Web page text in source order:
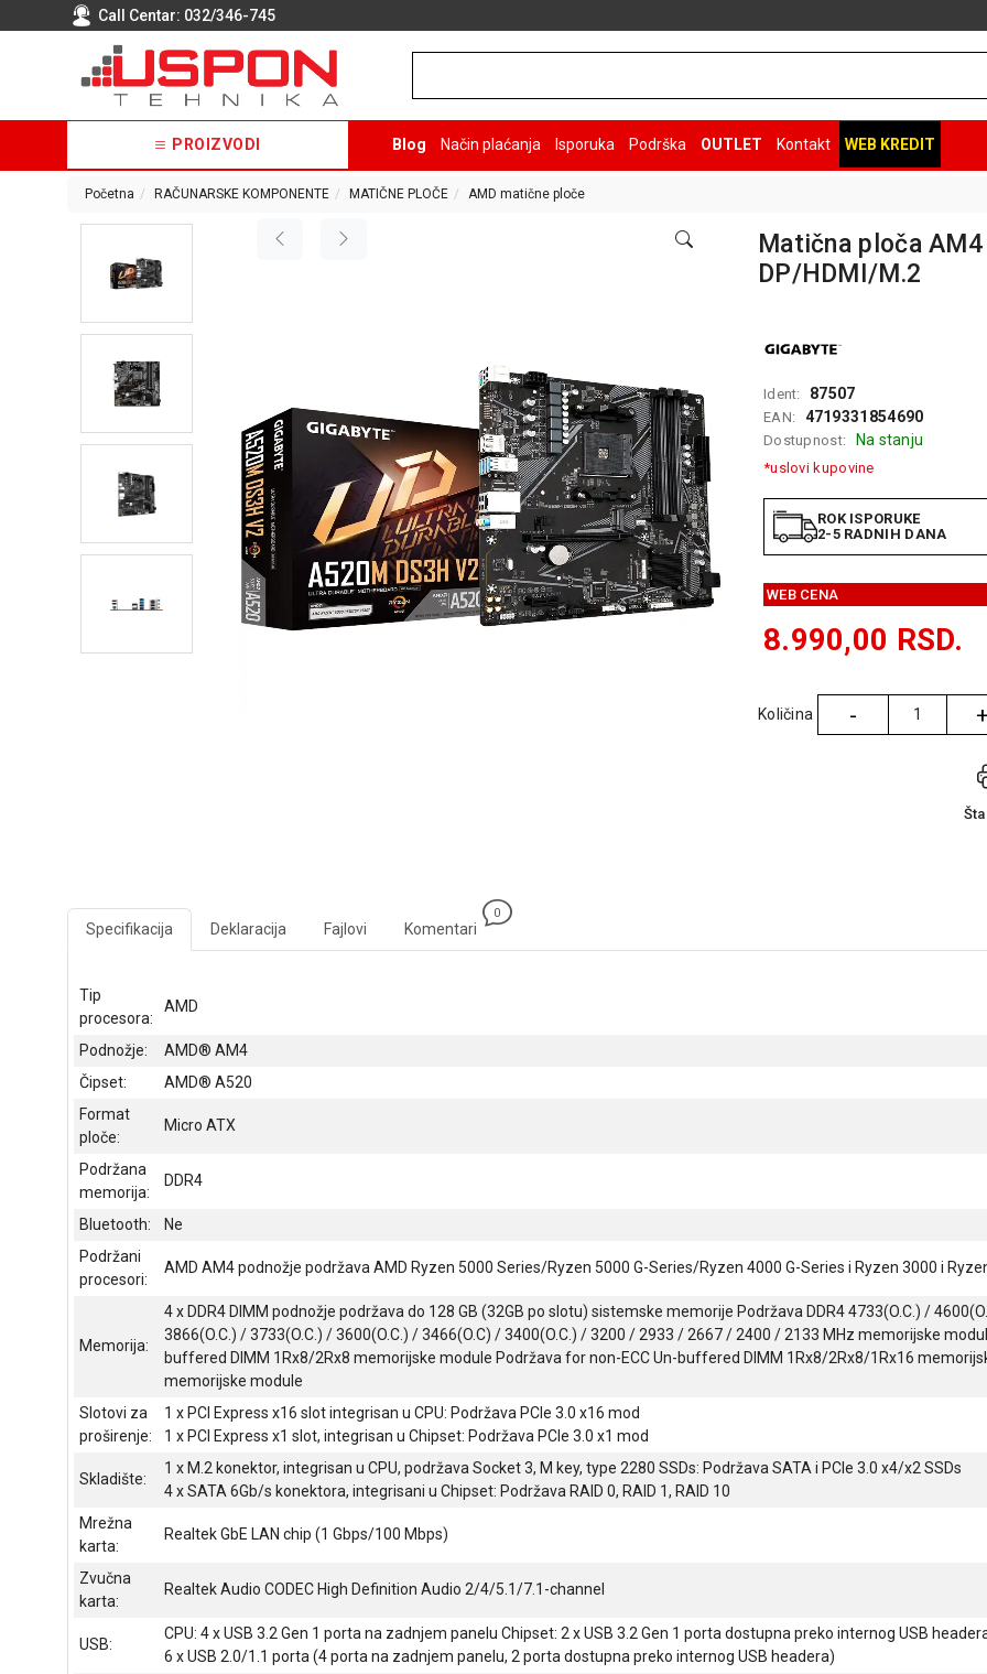
Call Centar: 032/346-745
PROIZVODI Blog Način plaćanja Isporuka Podrška OUTLET Kontakt WEB KREDIT
Početna RAČUNARSKE KOMPONENTE MATIČNE PLOČE AMD matične ploče
Matična ploča
DP/HDMI/M.2
Ident: 87507
EAN: 4719331854690
Dostupnost: Na stanju
*uslovi kupovine
ROK ISPORUKE
2-5 RADNIH DANA
WEB CENA
8.990,00 RSD.
Količina -
Specifikacija Deklaracija Fajlovi Komentari
0
Tip
procesora:
AMD
Podnožje:
AMD® AM4
Čipset:
AMD® A520
Format
ploče:
Micro ATX
Podržana
memorija:
DDR4
Bluetooth:
Ne
Podržani
procesori:
AMD AM4 podnožje podržava AMD Ryzen 5000 Series/Ryzen 5000 G-Series/Ryzen 4000 G-Series i Ryzen 3000 i
Memorija:
4 x DDR4 DIMM podnožje podržava do 128 GB (32GB po slotu) sistemske memorije Podržava DDR4 4733(O.C.) /
3866(O.C.) / 3733(O.C.) / 3600(O.C.) / 3466(O.C) / 3400(O.C.) / 3200 / 2933 / 2667 / 2400 / 2133 MHz memorijske
buffered DIMM 1Rx8/2Rx8 memorijske module Podržava for non-ECC Un-buffered DIMM 1Rx8/2Rx8/1Rx16
memorijske module
Slotovi za
proširenje:
1 x PCI Express x16 slot integrisan u CPU: Podržava PCIe 3.0 x16 mod
1 x PCI Express x1 slot, integrisan u Chipset: Podržava PCIe 3.0 x1 mod
Skladište:
1 x M.2 konektor, integrisan u CPU, podržava Socket 3, M key, type 2280 SSDs: Podržava SATA i PCIe 3.0 x4/x2 SSDs
4 x SATA 6Gb/s konektora, integrisani u Chipset: Podržava RAID 0, RAID 1, RAID 10
Mrežna
karta:
Realtek GbE LAN chip (1 Gbps/100 Mbps)
Zvučna
karta:
Realtek Audio CODEC High Definition Audio 2/4/5.1/7.1-channel
USB:
CPU: 4 x USB 3.2 Gen 1 porta na zadnjem panelu Chipset: 2 x USB 3.2 Gen 1 porta dostupna preko internog USB
6 x USB 2.0/1.1 porta (4 porta na zadnjem panelu, 2 porta dostupna preko internog USB headera)